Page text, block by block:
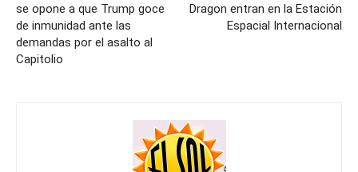
se opone a que Trump goce
de inmunidad ante las
demandas por el asalto al
Capitolio
Dragon entran en la Estación
Espacial Internacional